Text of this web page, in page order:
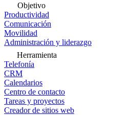
Objetivo
Productividad
Comunicación
Movilidad
Administración y liderazgo
Herramienta
Telefonía
CRM
Calendarios
Centro de contacto
Tareas y proyectos
Creador de sitios web